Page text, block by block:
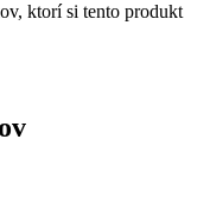
ktorí si tento produkt